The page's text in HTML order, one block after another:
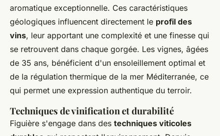
aromatique exceptionnelle. Ces caractéristiques
géologiques influencent directement le profil des
vins, leur apportant une complexité et une finesse qui
se retrouvent dans chaque gorgée. Les vignes, âgées
de 35 ans, bénéficient d'un ensoleillement optimal et
de la régulation thermique de la mer Méditerranée, ce
qui permet une expression authentique du terroir.
Techniques de vinification et durabilité
Figuière s'engage dans des techniques viticoles